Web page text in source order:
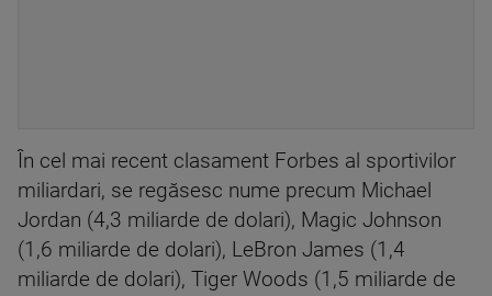
În cel mai recent clasament Forbes al sportivilor
miliardari, se regăsesc nume precum Michael
Jordan (4,3 miliarde de dolari), Magic Johnson
(1,6 miliarde de dolari), LeBron James (1,4
miliarde de dolari), Tiger Woods (1,5 miliarde de